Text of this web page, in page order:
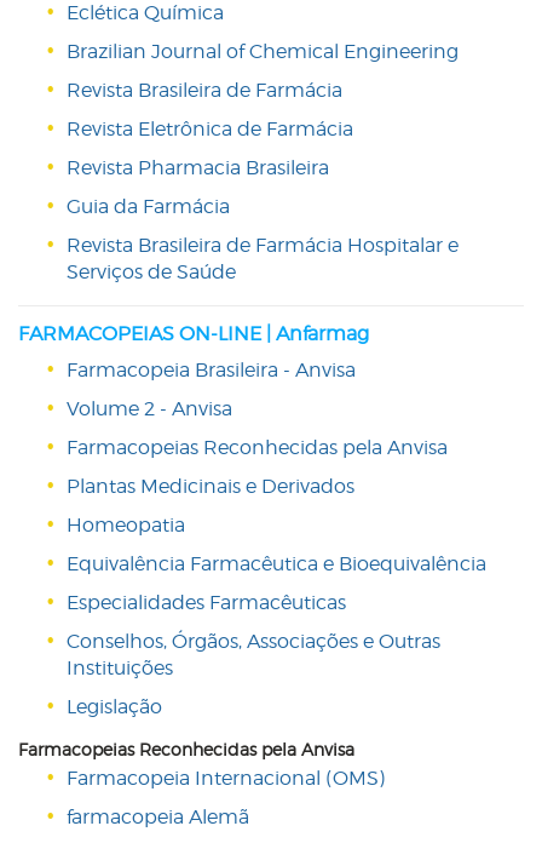
Eclética Química
Brazilian Journal of Chemical Engineering
Revista Brasileira de Farmácia
Revista Eletrônica de Farmácia
Revista Pharmacia Brasileira
Guia da Farmácia
Revista Brasileira de Farmácia Hospitalar e
Serviços de Saúde
FARMACOPEIAS ON-LINE | Anfarmag
Farmacopeia Brasileira - Anvisa
Volume 2 - Anvisa
Farmacopeias Reconhecidas pela Anvisa
Plantas Medicinais e Derivados
Homeopatia
Equivalência Farmacêutica e Bioequivalência
Especialidades Farmacêuticas
Conselhos, Órgãos, Associações e Outras
Instituições
Legislação
Farmacopeias Reconhecidas pela Anvisa
Farmacopeia Internacional (OMS)
farmacopeia Alemã